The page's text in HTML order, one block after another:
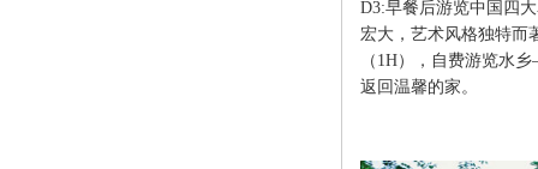
D3:早餐后游览中国四
宏大，艺术风格独特而
（1H），自费游览水
返回温馨的家。